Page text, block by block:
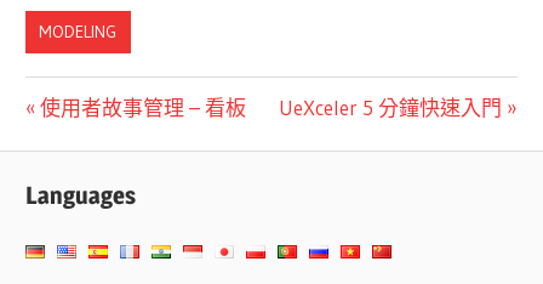
MODELING
文
章
導
覽
Previous
使用者故事管理 – 看板
Next
UeXceler 5 分鐘快速入門
Languages